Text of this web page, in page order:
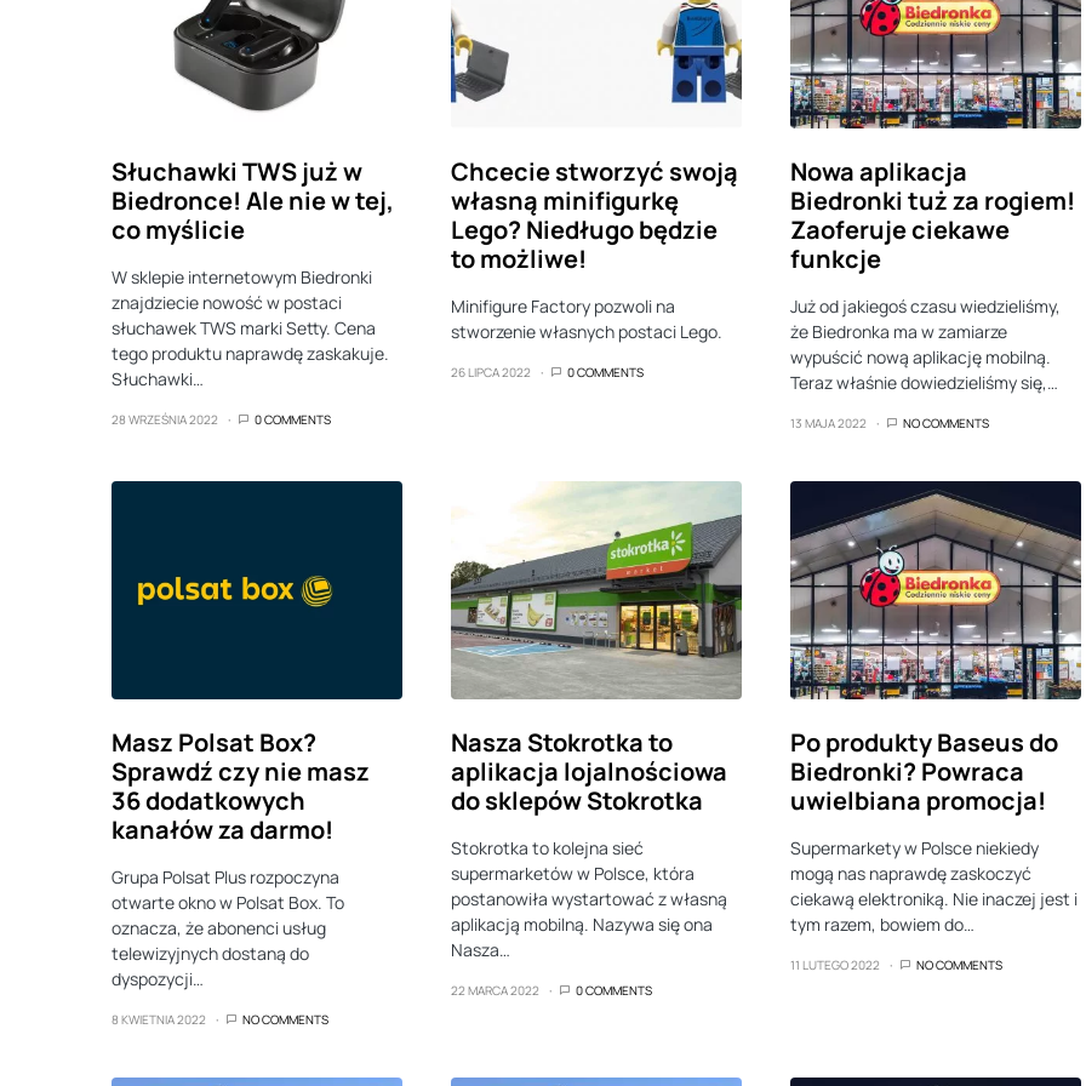
Słuchawki TWS już w
Biedronce! Ale nie w tej,
co myślicie
W sklepie internetowym Biedronki
znajdziecie nowość w postaci
słuchawek TWS marki Setty. Cena
tego produktu naprawdę zaskakuje.
Słuchawki…
28 WRZEŚNIA 2022 0 COMMENTS
Chcecie stworzyć swoją
własną minifigurkę
Lego? Niedługo będzie
to możliwe!
Minifigure Factory pozwoli na
stworzenie własnych postaci Lego.
26 LIPCA 2022 0 COMMENTS
Nowa aplikacja
Biedronki tuż za rogiem!
Zaoferuje ciekawe
funkcje
Już od jakiegoś czasu wiedzieliśmy,
że Biedronka ma w zamiarze
wypuścić nową aplikację mobilną.
Teraz właśnie dowiedzieliśmy się,…
13 MAJA 2022 NO COMMENTS
Masz Polsat Box?
Sprawdź czy nie masz
36 dodatkowych
kanałów za darmo!
Grupa Polsat Plus rozpoczyna
otwarte okno w Polsat Box. To
oznacza, że abonenci usług
telewizyjnych dostaną do
dyspozycji…
8 KWIETNIA 2022 NO COMMENTS
Nasza Stokrotka to
aplikacja lojalnościowa
do sklepów Stokrotka
Stokrotka to kolejna sieć
supermarketów w Polsce, która
postanowiła wystartować z własną
aplikacją mobilną. Nazywa się ona
Nasza…
22 MARCA 2022 0 COMMENTS
Po produkty Baseus do
Biedronki? Powraca
uwielbiana promocja!
Supermarkety w Polsce niekiedy
mogą nas naprawdę zaskoczyć
ciekawą elektroniką. Nie inaczej jest i
tym razem, bowiem do…
11 LUTEGO 2022 NO COMMENTS